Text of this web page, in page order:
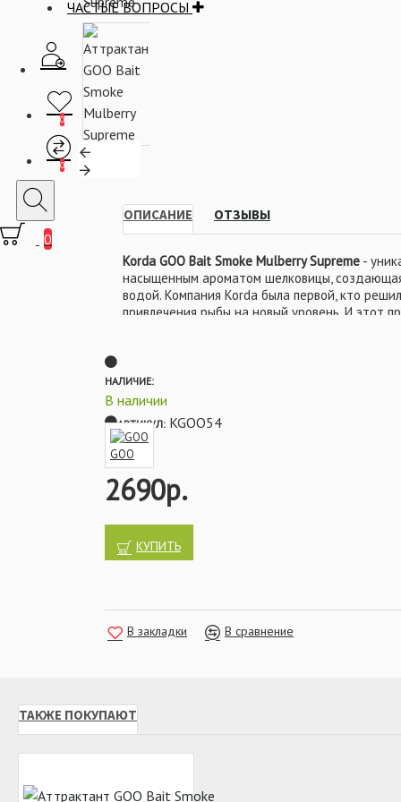
ЧАСТЫЕ ВОПРОСЫ
0
0
0
ОПИСАНИЕ ОТЗЫВЫ
Korda GOO Bait Smoke Mulberry Supreme -
насыщенным ароматом шелковицы,
водой. Компания Korda была первой, кто
привлечения рыбы на новый уровень. И этот
благодаря добавке Korda GOO Луиджи и его
призовые места на чемпионатах не один год.
Аттрактант GOO является уникальной
или прикормок. Попадая в воду происходит
который сводит рыбу с ума. Вы можете
непосредственно перед забросом, добавлять
пакеты или ПВА-стики, это значительно
Одним из способов быстрого привлечения рыбы
2690р.
НАЛИЧИЕ:
В наличии
АРТИКУЛ: KGOO54
GOO
КУПИТЬ
В закладки В сравнение
ТАКЖЕ ПОКУПАЮТ